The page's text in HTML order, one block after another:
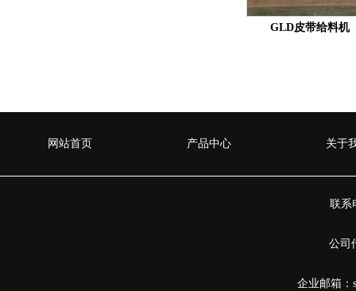
GLD皮带给料机
网站首页 产品中心 关于
联系
公司
企业邮箱：